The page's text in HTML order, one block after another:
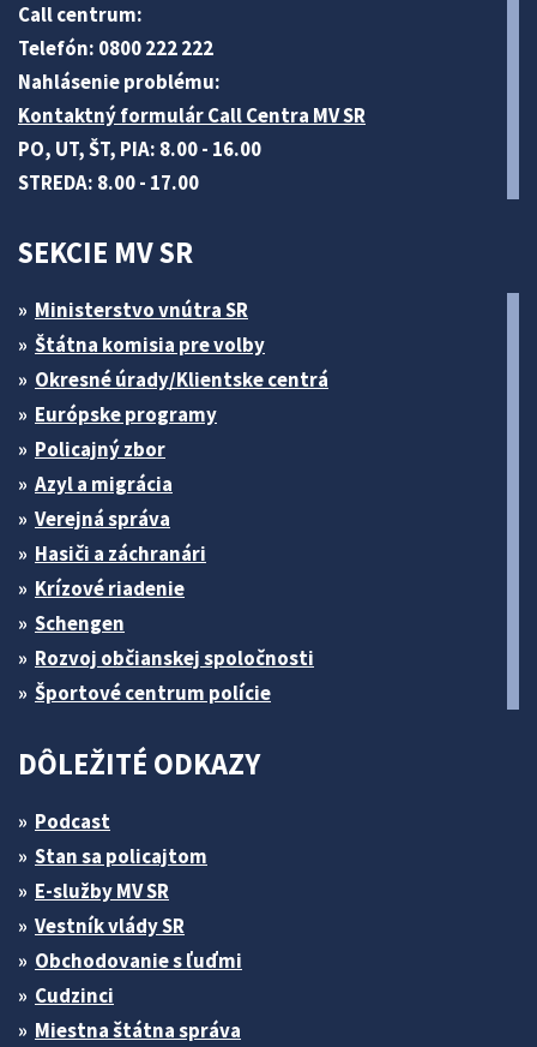
Call centrum:
Telefón: 0800 222 222
Nahlásenie problému:
Kontaktný formulár Call Centra MV SR
PO, UT, ŠT, PIA: 8.00 - 16.00
STREDA: 8.00 - 17.00
SEKCIE MV SR
Ministerstvo vnútra SR
Štátna komisia pre volby
Okresné úrady/Klientske centrá
Európske programy
Policajný zbor
Azyl a migrácia
Verejná správa
Hasiči a záchranári
Krízové riadenie
Schengen
Rozvoj občianskej spoločnosti
Športové centrum polície
DÔLEŽITÉ ODKAZY
Podcast
Stan sa policajtom
E-služby MV SR
Vestník vlády SR
Obchodovanie s ľuďmi
Cudzinci
Miestna štátna správa